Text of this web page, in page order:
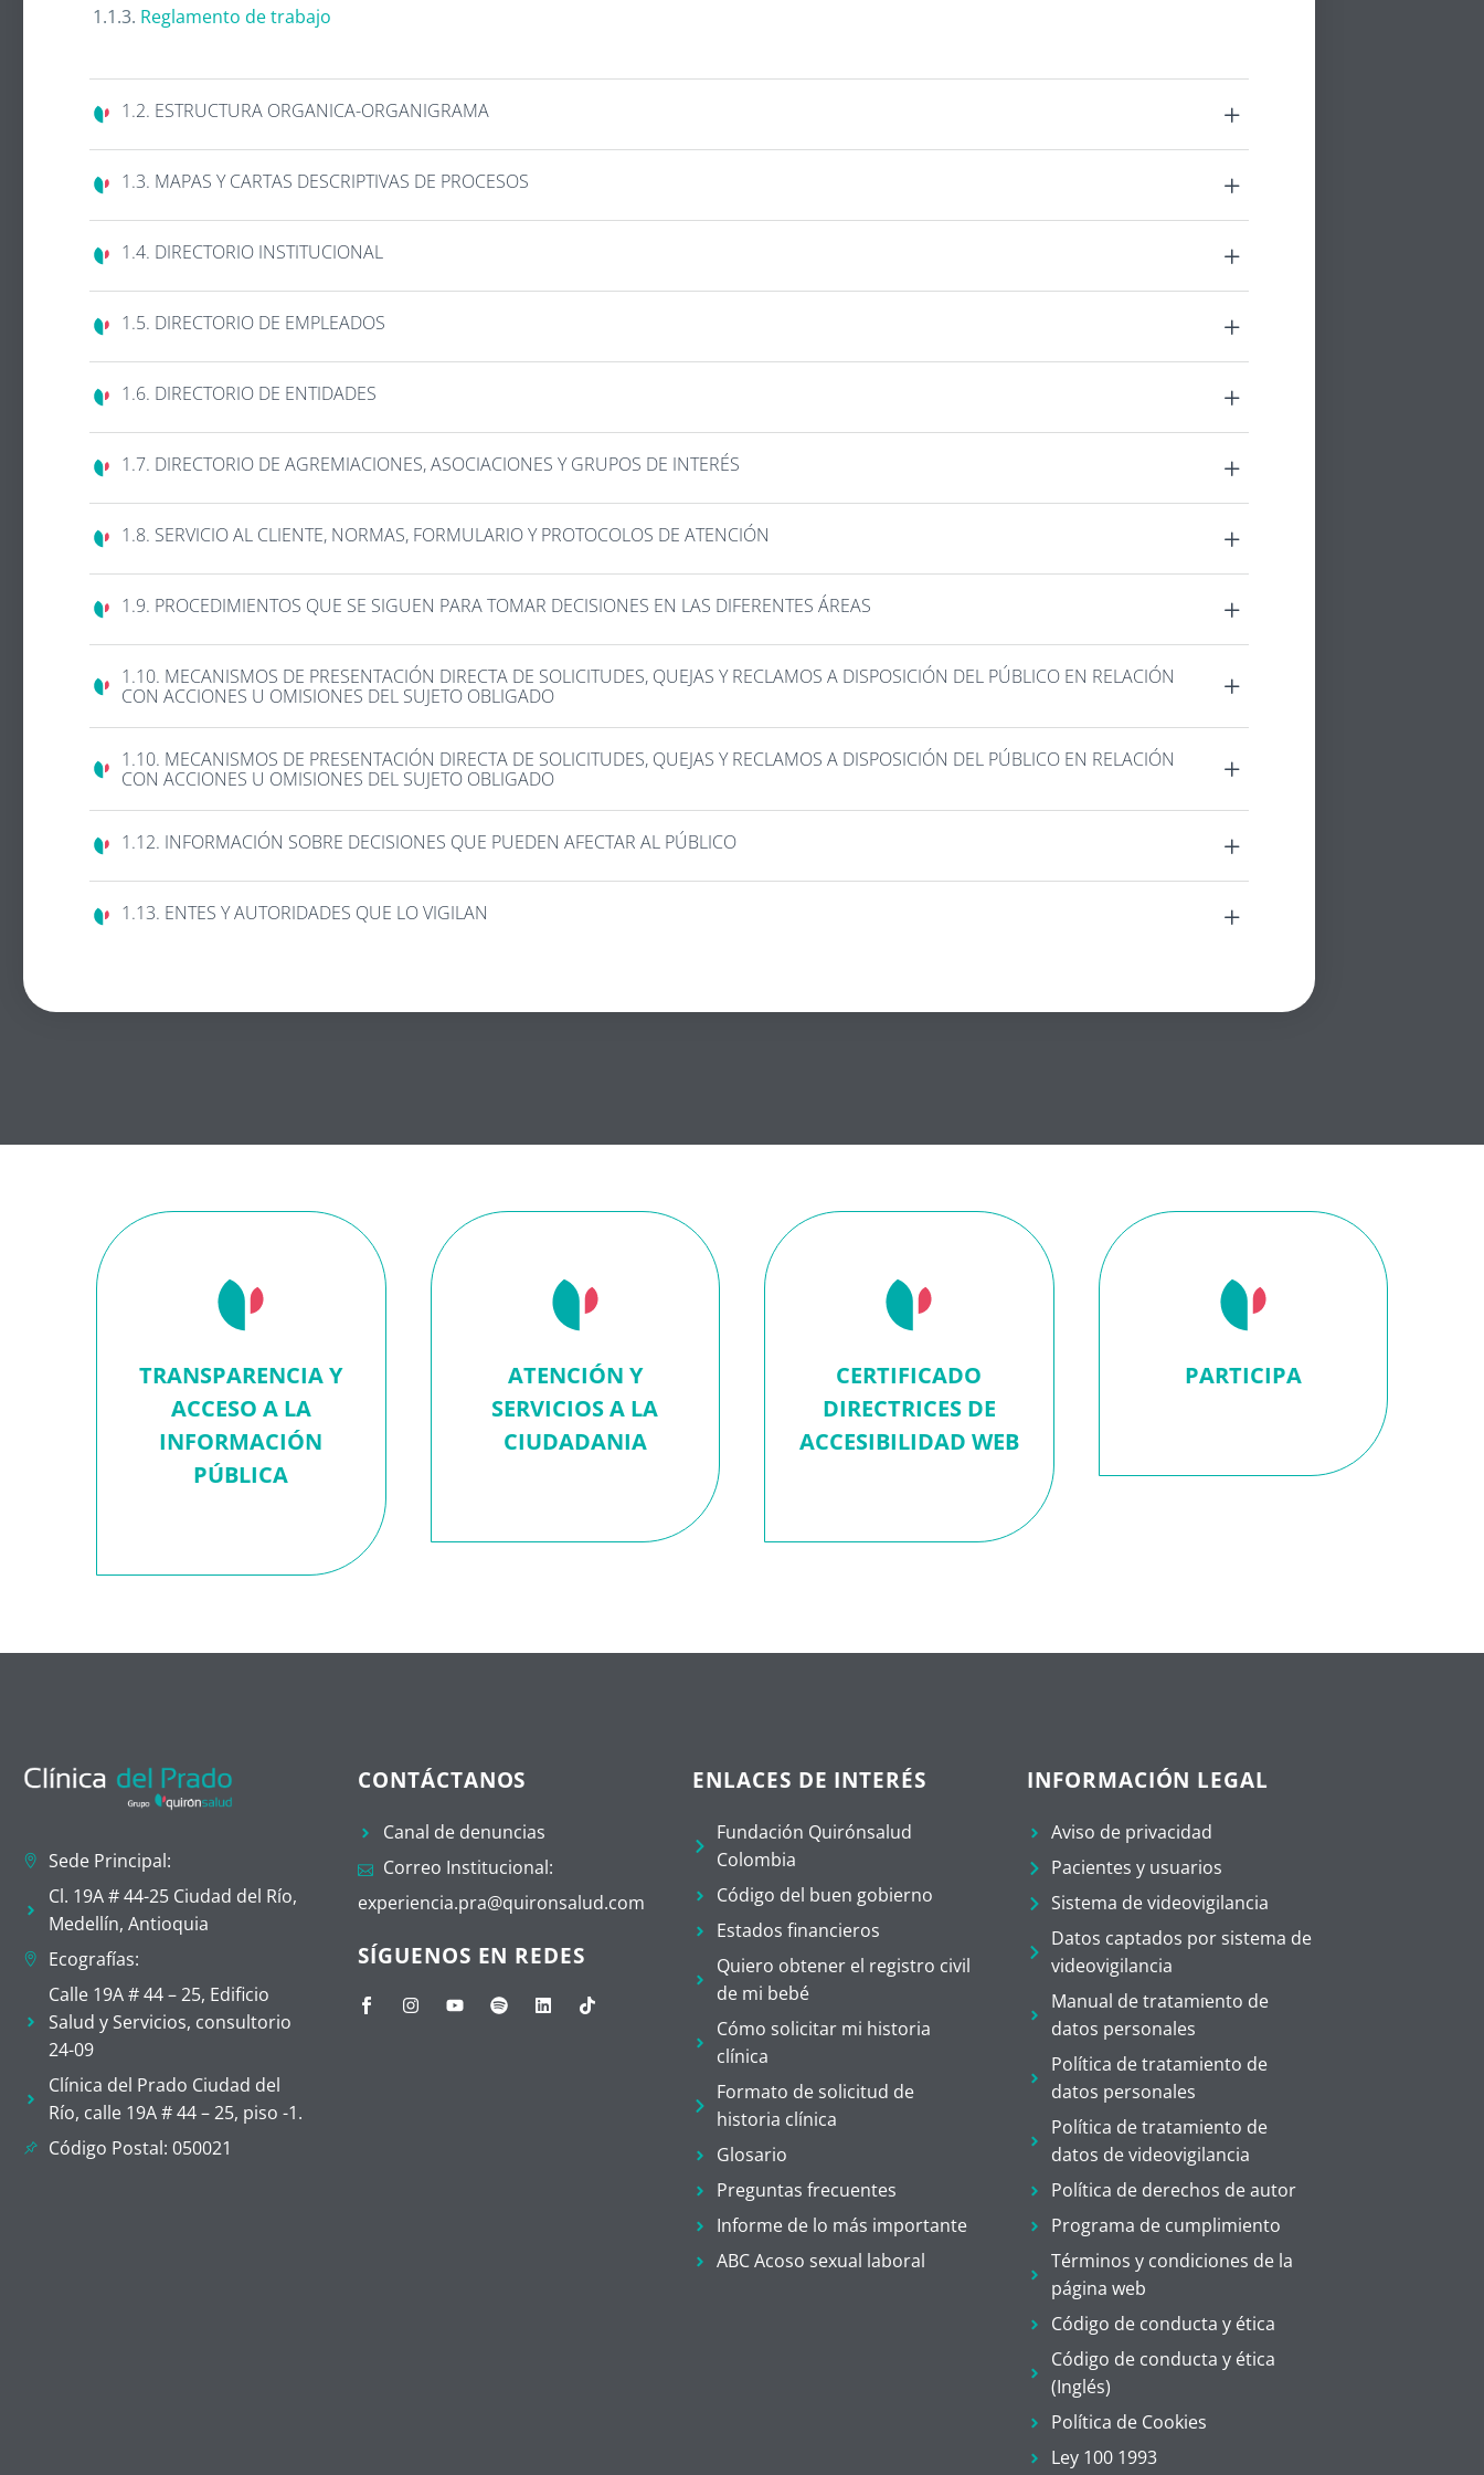
1.1.3. Reglamento de trabajo
1.2. ESTRUCTURA ORGANICA-ORGANIGRAMA
1.3. MAPAS Y CARTAS DESCRIPTIVAS DE PROCESOS
1.4. DIRECTORIO INSTITUCIONAL
1.5. DIRECTORIO DE EMPLEADOS
1.6. DIRECTORIO DE ENTIDADES
1.7. DIRECTORIO DE AGREMIACIONES, ASOCIACIONES Y GRUPOS DE INTERÉS
1.8. SERVICIO AL CLIENTE, NORMAS, FORMULARIO Y PROTOCOLOS DE ATENCIÓN
1.9. PROCEDIMIENTOS QUE SE SIGUEN PARA TOMAR DECISIONES EN LAS DIFERENTES ÁREAS
1.10. MECANISMOS DE PRESENTACIÓN DIRECTA DE SOLICITUDES, QUEJAS Y RECLAMOS A DISPOSICIÓN DEL PÚBLICO EN RELACIÓN
CON ACCIONES U OMISIONES DEL SUJETO OBLIGADO
1.10. MECANISMOS DE PRESENTACIÓN DIRECTA DE SOLICITUDES, QUEJAS Y RECLAMOS A DISPOSICIÓN DEL PÚBLICO EN RELACIÓN
CON ACCIONES U OMISIONES DEL SUJETO OBLIGADO
1.12. INFORMACIÓN SOBRE DECISIONES QUE PUEDEN AFECTAR AL PÚBLICO
1.13. ENTES Y AUTORIDADES QUE LO VIGILAN
TRANSPARENCIA Y
ACCESO A LA
INFORMACIÓN
PÚBLICA
ATENCIÓN Y
SERVICIOS A LA
CIUDADANIA
CERTIFICADO
DIRECTRICES DE
ACCESIBILIDAD WEB
PARTICIPA
Sede Principal:
Cl. 19A # 44-25 Ciudad del Río,
Medellín, Antioquia
Ecografías:
Calle 19A # 44 – 25, Edificio
Salud y Servicios, consultorio
24-09
Clínica del Prado Ciudad del
Río, calle 19A # 44 – 25, piso -1.
Código Postal: 050021
CONTÁCTANOS
Canal de denuncias
Correo Institucional:
experiencia.pra@quironsalud.com
SÍGUENOS EN REDES
ENLACES DE INTERÉS
Fundación Quirónsalud
Colombia
Código del buen gobierno
Estados financieros
Quiero obtener el registro civil
de mi bebé
Cómo solicitar mi historia
clínica
Formato de solicitud de
historia clínica
Glosario
Preguntas frecuentes
Informe de lo más importante
ABC Acoso sexual laboral
INFORMACIÓN LEGAL
Aviso de privacidad
Pacientes y usuarios
Sistema de videovigilancia
Datos captados por sistema de
videovigilancia
Manual de tratamiento de
datos personales
Política de tratamiento de
datos personales
Política de tratamiento de
datos de videovigilancia
Política de derechos de autor
Programa de cumplimiento
Términos y condiciones de la
página web
Código de conducta y ética
Código de conducta y ética
(Inglés)
Política de Cookies
Ley 100 1993